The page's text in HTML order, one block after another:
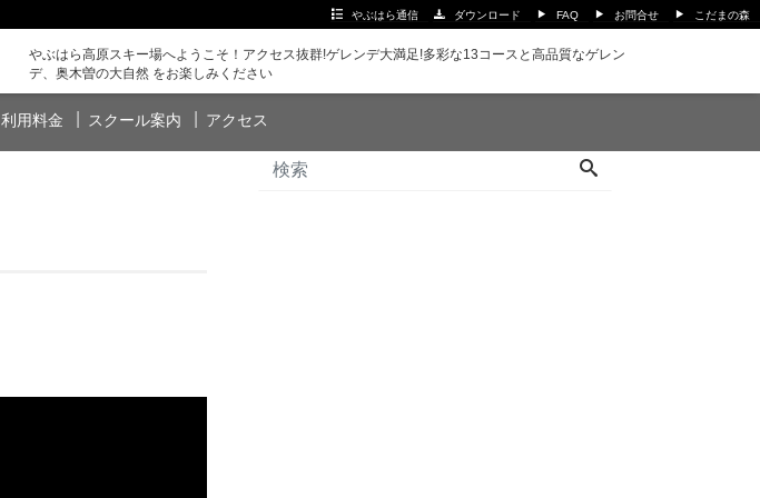
やぶはら通信 ダウンロード FAQ お問合せ こだまの森
やぶはら高原スキー場へようこそ！アクセス抜群!ゲレンデ大満足!多彩な13コースと高品質なゲレン
デ、奥木曽の大自然 をお楽しみください
利用料金 スクール案内 アクセス